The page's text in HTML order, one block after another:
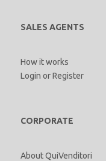
SALES AGENTS
How it works
Login orRegister
CORPORATE
About QuiVenditori